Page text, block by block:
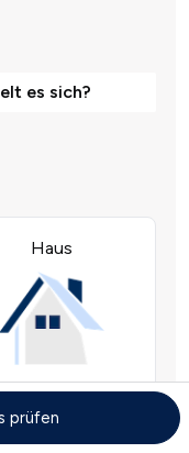
prüfen